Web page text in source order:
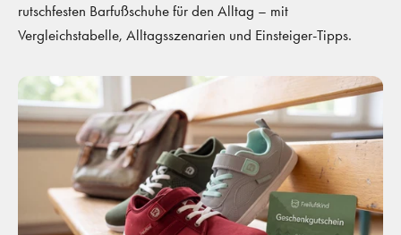
rutschfesten Barfußschuhe für den Alltag – mit
Vergleichstabelle, Alltagsszenarien und Einsteiger-Tipps.